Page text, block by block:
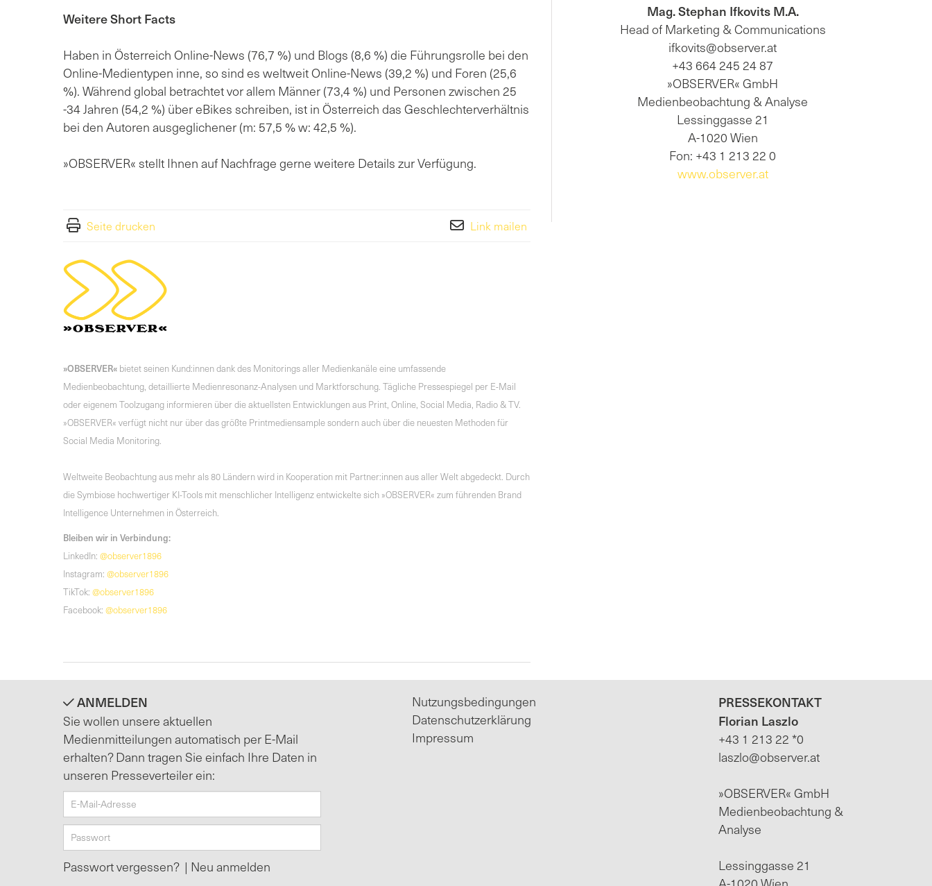
Weitere Short Facts
Haben in Österreich Online-News (76,7 %) und Blogs (8,6 %) die Führungsrolle bei den
Online-Medientypen inne, so sind es weltweit Online-News (39,2 %) und Foren (25,6
%). Während global betrachtet vor allem Männer (73,4 %) und Personen zwischen 25
-34 Jahren (54,2 %) über eBikes schreiben, ist in Österreich das Geschlechterverhältnis
bei den Autoren ausgeglichener (m: 57,5 % w: 42,5 %).
»OBSERVER« stellt Ihnen auf Nachfrage gerne weitere Details zur Verfügung.
Seite drucken Link mailen
»OBSERVER« bietet seinen Kund:innen dank des Monitorings aller Medienkanäle eine umfassende
Medienbeobachtung, detaillierte Medienresonanz-Analysen und Marktforschung. Tägliche Pressespiegel per E-Mail
oder eigenem Toolzugang informieren über die aktuellsten Entwicklungen aus Print, Online, Social Media, Radio & TV.
»OBSERVER« verfügt nicht nur über das größte Printmediensample sondern auch über die neuesten Methoden für
Social Media Monitoring.
Weltweite Beobachtung aus mehr als 80 Ländern wird in Kooperation mit Partner:innen aus aller Welt abgedeckt. Durch
die Symbiose hochwertiger KI-Tools mit menschlicher Intelligenz entwickelte sich »OBSERVER« zum führenden Brand
Intelligence Unternehmen in Österreich.
Bleiben wir in Verbindung:
LinkedIn: @observer1896
Instagram: @observer1896
TikTok: @observer1896
Facebook: @observer1896
Mag. Stephan Ifkovits M.A.
Head of Marketing & Communications
ifkovits@observer.at
+43 664 245 24 87
»OBSERVER« GmbH
Medienbeobachtung & Analyse
Lessinggasse 21
A-1020 Wien
Fon: +43 1 213 22 0
www.observer.at
ANMELDEN
Sie wollen unsere aktuellen
Medienmitteilungen automatisch per E-Mail
erhalten? Dann tragen Sie einfach Ihre Daten in
unseren Presseverteiler ein:
Passwort vergessen? | Neu anmelden
Nutzungsbedingungen
Datenschutzerklärung
Impressum
PRESSEKONTAKT
Florian Laszlo
+43 1 213 22 *0
laszlo@observer.at
»OBSERVER« GmbH
Medienbeobachtung &
Analyse
Lessinggasse 21